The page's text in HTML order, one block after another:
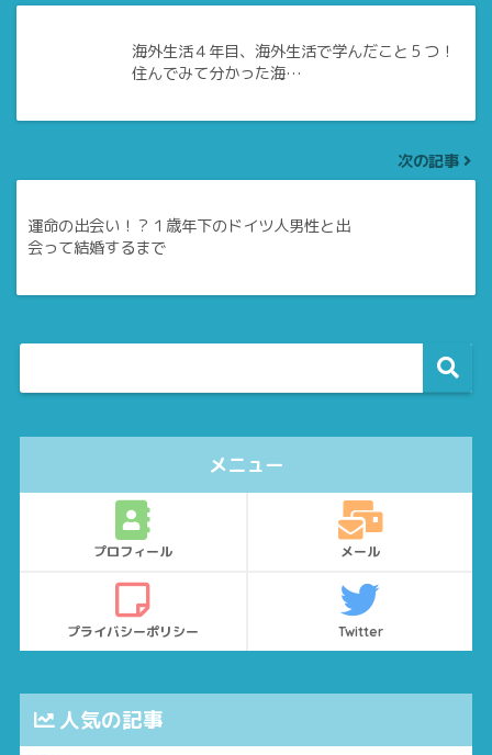
海外生活４年目、海外生活で学んだこと５つ！
住んでみて分かった海…
次の記事
運命の出会い！？１歳年下のドイツ人男性と出
会って結婚するまで
メニュー
プロフィール メール
プライバシーポリシー Twitter
人気の記事